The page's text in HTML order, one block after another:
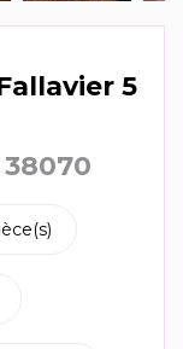
5